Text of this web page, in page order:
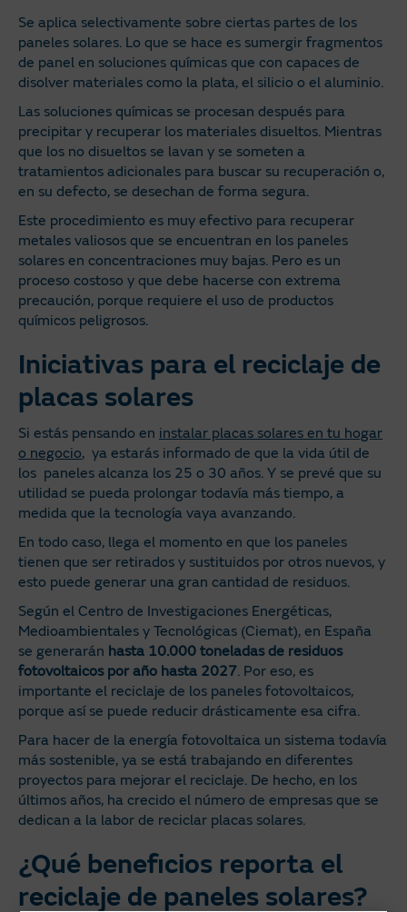
Se aplica selectivamente sobre ciertas partes de los
paneles solares. Lo que se hace es sumergir fragmentos
de panel en soluciones químicas que con capaces de
disolver materiales como la plata, el silicio o el aluminio.
Las soluciones químicas se procesan después para
precipitar y recuperar los materiales disueltos. Mientras
que los no disueltos se lavan y se someten a
tratamientos adicionales para buscar su recuperación o,
en su defecto, se desechan de forma segura.
Este procedimiento es muy efectivo para recuperar
metales valiosos que se encuentran en los paneles
solares en concentraciones muy bajas. Pero es un
proceso costoso y que debe hacerse con extrema
precaución, porque requiere el uso de productos
químicos peligrosos.
Iniciativas para el reciclaje de
placas solares
Si estás pensando en instalar placas solares en tu hogar
o negocio, ya estarás informado de que la vida útil de
los paneles alcanza los 25 o 30 años. Y se prevé que su
utilidad se pueda prolongar todavía más tiempo, a
medida que la tecnología vaya avanzando.
En todo caso, llega el momento en que los paneles
tienen que ser retirados y sustituidos por otros nuevos, y
esto puede generar una gran cantidad de residuos.
Según el Centro de Investigaciones Energéticas,
Medioambientales y Tecnológicas (Ciemat), en España
se generarán hasta 10.000 toneladas de residuos
fotovoltaicos por año hasta 2027. Por eso, es
importante el reciclaje de los paneles fotovoltaicos,
porque así se puede reducir drásticamente esa cifra.
Para hacer de la energía fotovoltaica un sistema todavía
más sostenible, ya se está trabajando en diferentes
proyectos para mejorar el reciclaje. De hecho, en los
últimos años, ha crecido el número de empresas que se
dedican a la labor de reciclar placas solares.
¿Qué beneficios reporta el
reciclaje de paneles solares?